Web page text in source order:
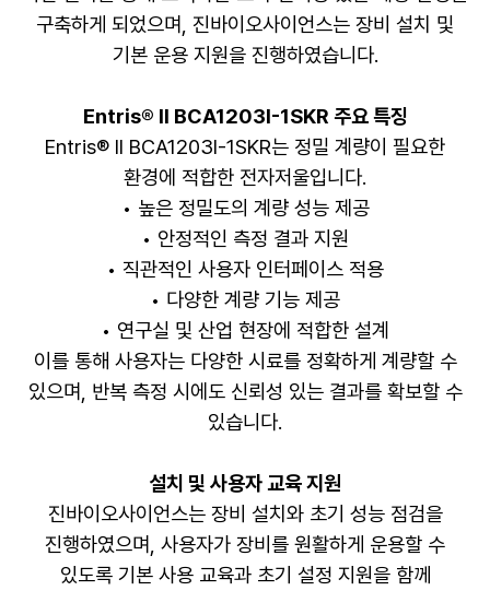
구축하게 되었으며, 진바이오사이언스는 장비 설치 및
기본 운용 지원을 진행하였습니다.
Entris® II BCA1203I-1SKR 주요 특징
Entris® II BCA1203I-1SKR는 정밀 계량이 필요한
환경에 적합한 전자저울입니다.
• 높은 정밀도의 계량 성능 제공
• 안정적인 측정 결과 지원
• 직관적인 사용자 인터페이스 적용
• 다양한 계량 기능 제공
• 연구실 및 산업 현장에 적합한 설계
이를 통해 사용자는 다양한 시료를 정확하게 계량할 수
있으며, 반복 측정 시에도 신뢰성 있는 결과를 확보할 수
있습니다.
설치 및 사용자 교육 지원
진바이오사이언스는 장비 설치와 초기 성능 점검을
진행하였으며, 사용자가 장비를 원활하게 운용할 수
있도록 기본 사용 교육과 초기 설정 지원을 함께